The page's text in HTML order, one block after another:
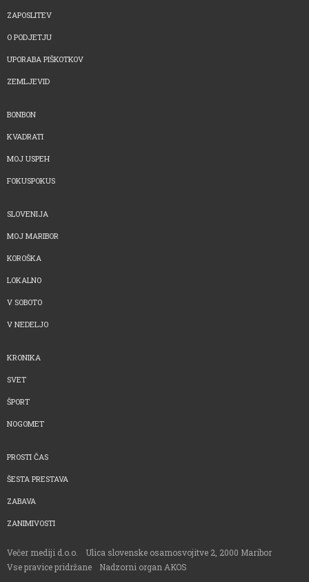
ZAPOSLITEV
O PODJETJU
UPORABA PIŠKOTKOV
ZEMLJEVID
BONBON
KVADRATI
MOJ USPEH
FOKUSPOKUS
SLOVENIJA
MOJ MARIBOR
KOROŠKA
LOKALNO
V SOBOTO
V NEDELJO
KRONIKA
SVET
ŠPORT
NOGOMET
PROSTI ČAS
ŠESTA PRESTAVA
ZABAVA
ZANIMIVOSTI
Večer mediji d.o.o.
Ulica slovenske osamosvojitve 2, 2000 Maribor
Vse pravice pridržane
Nadzorni organ AKOS